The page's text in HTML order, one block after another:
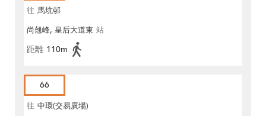
往 馬坑邨
尚翹峰, 皇后大道東 站
距離 110m
66
往 中環(交易廣場)